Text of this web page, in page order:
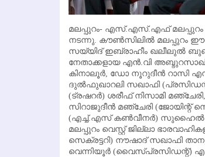
മലപ്പുറം- എസ്.എസ്.എഫ് മലപ്പുറം
നടന്നു. കൗണ്‍സിലില്‍ മലപ്പുറം
സയ്യിദ് ഇബ്രാഹീം ഖലീലുല്‍
നേതാക്കളായ എന്‍.വി അബ്ദുറസാഖ്
കിനാലൂര്‍, ഡോ നൂറുദീന്‍ റാസി
ദുല്‍ഫുഖാറലി സഖാഫി
(ട്രഷറര്‍) ശരീഫ് നിസാമി
സിറാജുദീന്‍ മഞ്ചേരി (ജോയിന്റ്
(എച്ച്.എസ് കണ്‍വീനര്‍) സുഹൈല്‍
മലപ്പുറം വെസ്റ്റ് ജില്ലാ
സെക്രട്ടറി) നൗഷാദ് സഖാഫി
വെന്നിയൂര്‍ (വൈസ്പ്രസിഡന്റ്)